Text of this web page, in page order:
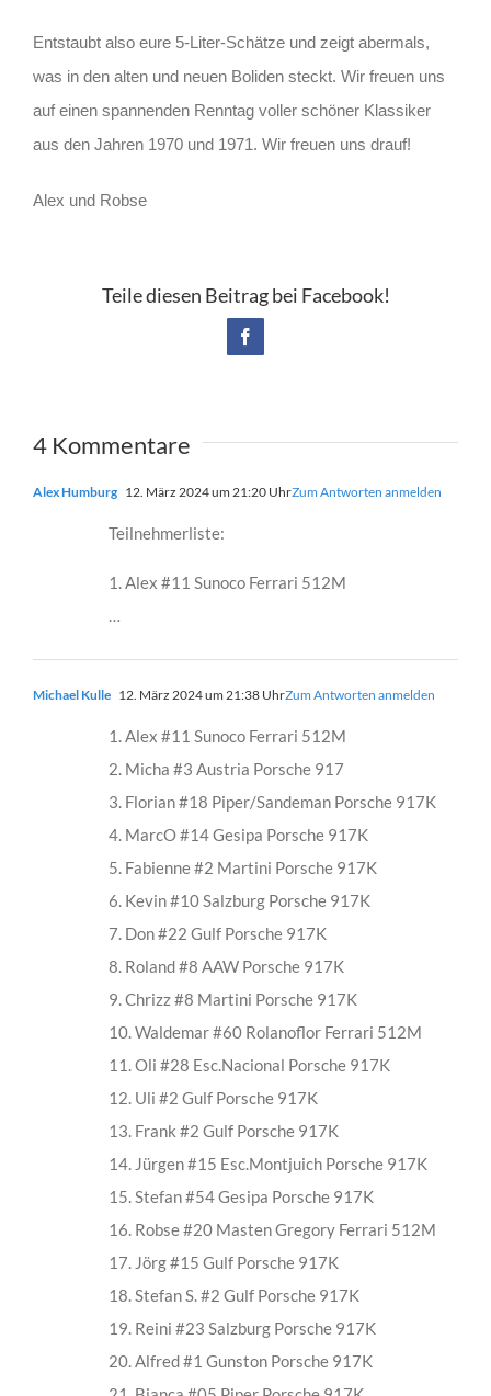
Entstaubt also eure 5-Liter-Schätze und zeigt abermals,
was in den alten und neuen Boliden steckt. Wir freuen uns
auf einen spannenden Renntag voller schöner Klassiker
aus den Jahren 1970 und 1971. Wir freuen uns drauf!
Alex und Robse
Teile diesen Beitrag bei Facebook!
Facebook
4 Kommentare
Alex Humburg 12. März 2024 um 21:20 UhrZum Antworten anmelden
Teilnehmerliste:
1. Alex #11 Sunoco Ferrari 512M
…
Michael Kulle 12. März 2024 um 21:38 UhrZum Antworten anmelden
1. Alex #11 Sunoco Ferrari 512M
2. Micha #3 Austria Porsche 917
3. Florian #18 Piper/Sandeman Porsche 917K
4. MarcO #14 Gesipa Porsche 917K
5. Fabienne #2 Martini Porsche 917K
6. Kevin #10 Salzburg Porsche 917K
7. Don #22 Gulf Porsche 917K
8. Roland #8 AAW Porsche 917K
9. Chrizz #8 Martini Porsche 917K
10. Waldemar #60 Rolanoflor Ferrari 512M
11. Oli #28 Esc.Nacional Porsche 917K
12. Uli #2 Gulf Porsche 917K
13. Frank #2 Gulf Porsche 917K
14. Jürgen #15 Esc.Montjuich Porsche 917K
15. Stefan #54 Gesipa Porsche 917K
16. Robse #20 Masten Gregory Ferrari 512M
17. Jörg #15 Gulf Porsche 917K
18. Stefan S. #2 Gulf Porsche 917K
19. Reini #23 Salzburg Porsche 917K
20. Alfred #1 Gunston Porsche 917K